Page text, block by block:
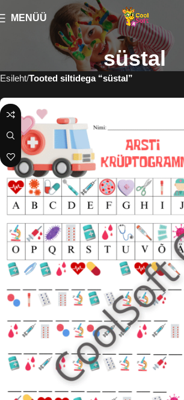
MENÜÜ
süstal
Esileht Tooted siltidega “süstal”